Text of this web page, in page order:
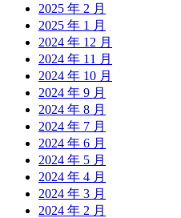
2025 年 2 月
2025 年 1 月
2024 年 12 月
2024 年 11 月
2024 年 10 月
2024 年 9 月
2024 年 8 月
2024 年 7 月
2024 年 6 月
2024 年 5 月
2024 年 4 月
2024 年 3 月
2024 年 2 月